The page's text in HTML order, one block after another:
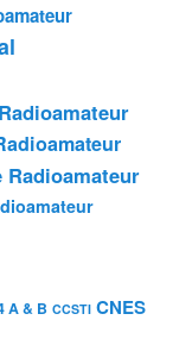
Radioamateur
A & B CCSTI CNES